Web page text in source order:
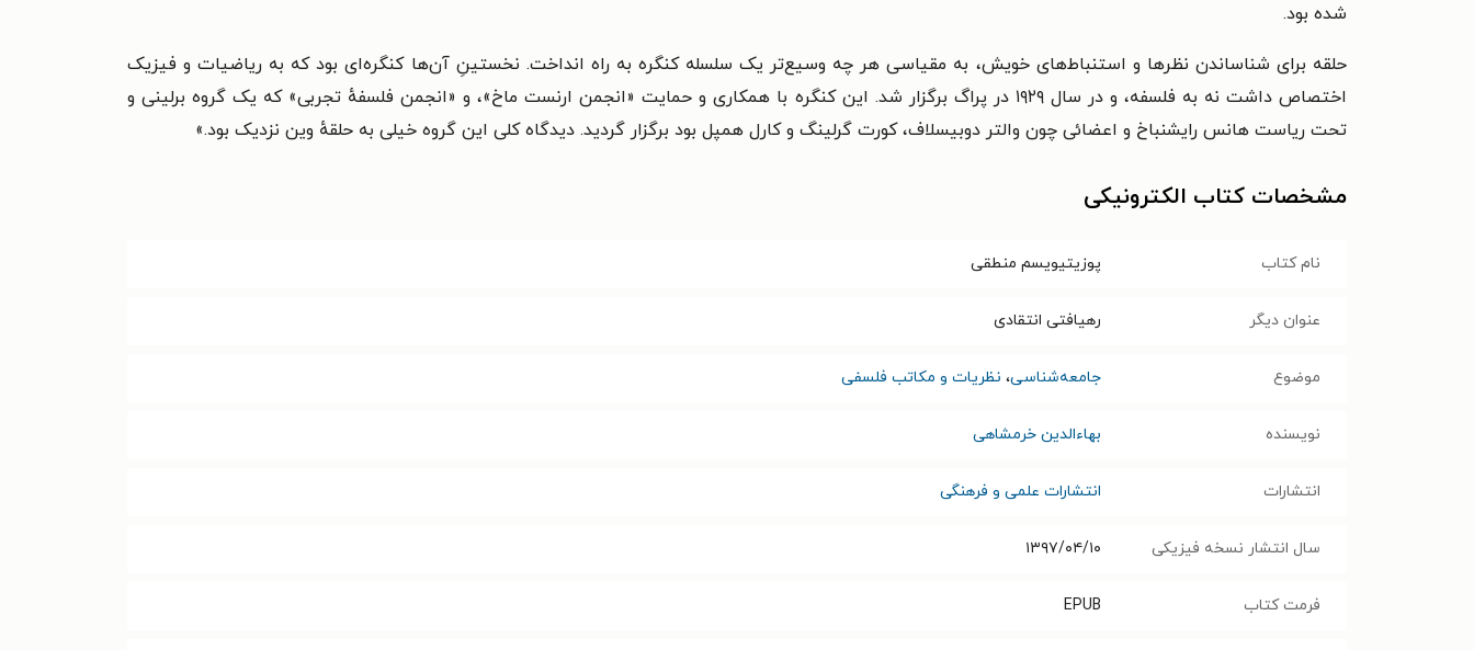
شده بود.
حلقه برای شناساندن نظرها و استنباط‌های خویش، به مقیاسی هر چه وسیع‌تر یک سلسله کنگره به راه انداخت. نخستینِ آن‌ها کنگره‌ای بود که به ریاضیات و فیزیک
اختصاص داشت نه به فلسفه، و در سال ۱۹۲۹ در پراگ برگزار شد. این کنگره با همکاری و حمایت «انجمن ارنست ماخ»، و «انجمن فلسفهٔ تجربی» که یک گروه برلینی و
تحت ریاست هانس رایشنباخ و اعضائی چون والتر دوبیسلاف، کورت گرلینگ و کارل همپل بود برگزار گردید. دیدگاه کلی این گروه خیلی به حلقهٔ وین نزدیک بود.»
مشخصات کتاب الکترونیکی
نام کتاب پوزیتیویسم منطقی
عنوان دیگر رهیافتی انتقادی
موضوع جامعه‌شناسی، نظریات و مکاتب فلسفی
نویسنده بهاءالدین خرمشاهی
انتشارات انتشارات علمی و فرهنگی
سال انتشار نسخه فیزیکی ۱۳۹۷/۰۴/۱۰
فرمت کتاب EPUB